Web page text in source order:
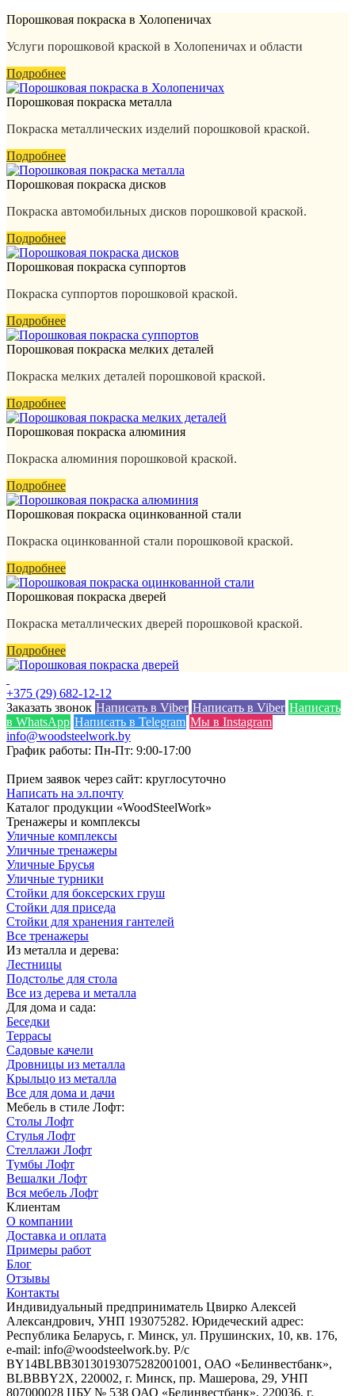
Порошковая покраска в Холопеничах
Услуги порошковой краской в Холопеничах и области
Подробнее
Порошковая покраска металла
Покраска металлических изделий порошковой краской.
Подробнее
Порошковая покраска дисков
Покраска автомобильных дисков порошковой краской.
Подробнее
Порошковая покраска суппортов
Покраска суппортов порошковой краской.
Подробнее
Порошковая покраска мелких деталей
Покраска мелких деталей порошковой краской.
Подробнее
Порошковая покраска алюминия
Покраска алюминия порошковой краской.
Подробнее
Порошковая покраска оцинкованной стали
Покраска оцинкованной стали порошковой краской.
Подробнее
Порошковая покраска дверей
Покраска металлических дверей порошковой краской.
Подробнее
+375 (29) 682-12-12
Заказать звонок Написать в Viber Написать в Viber Написать
в WhatsApp Написать в Telegram Мы в Instagram
info@woodsteelwork.by
График работы: Пн-Пт: 9:00-17:00
Прием заявок через сайт: круглосуточно
Написать на эл.почту
Каталог продукции «WoodSteelWork»
Тренажеры и комплексы
Уличные комплексы
Уличные тренажеры
Уличные Брусья
Уличные турники
Стойки для боксерских груш
Стойки для приседа
Стойки для хранения гантелей
Все тренажеры
Из металла и дерева:
Лестницы
Подстолье для стола
Все из дерева и металла
Для дома и сада:
Беседки
Террасы
Садовые качели
Дровницы из металла
Крыльцо из металла
Все для дома и дачи
Мебель в стиле Лофт:
Столы Лофт
Стулья Лофт
Стеллажи Лофт
Тумбы Лофт
Вешалки Лофт
Вся мебель Лофт
Клиентам
О компании
Доставка и оплата
Примеры работ
Блог
Отзывы
Контакты
Индивидуальный предприниматель Цвирко Алексей
Александрович, УНП 193075282. Юридеческий адрес:
Республика Беларусь, г. Минск, ул. Прушинских, 10, кв. 176,
e-mail: info@woodsteelwork.by. Р/с
BY14BLBB30130193075282001001, ОАО «Белинвестбанк»,
BLBBBY2X, 220002, г. Минск, пр. Машерова, 29, УНП
807000028 ЦБУ № 538 ОАО «Белинвестбанк», 220036, г.